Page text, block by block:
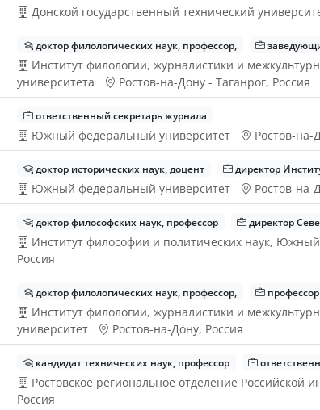
Донской государственный технический
доктор филологических наук, профессор,
Институт филологии, журналистики и
университета
Ростов-на-Дону - Таганрог, Россия
ответственный секретарь журнала
Южный федеральный университет Ростов-на-
доктор исторических наук, доцент директор
Южный федеральный университет Ростов-на-
доктор философских наук, профессор директор
Институт философии и политических наук,
Россия
доктор филологических наук, профессор,
Институт филологии, журналистики и
университет
Ростов-на-Дону, Россия
кандидат технических наук, профессор
Ростовское региональное отделение
Россия